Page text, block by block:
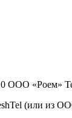
ООО «Роем»
(или из